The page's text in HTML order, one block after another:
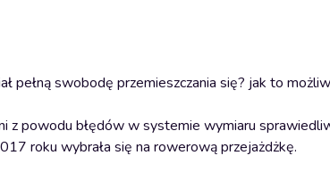
pełną swobodę przemieszczania się? jak to
z powodu błędów w systemie wymiaru
roku wybrała się na rowerową przejażdżkę.